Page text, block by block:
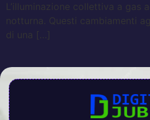
L’illuminazione collettiva a gas
notturna. Questi cambiamenti
di una […]